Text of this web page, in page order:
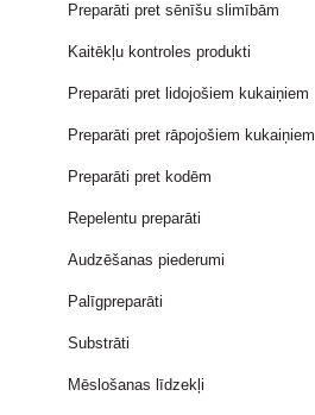
Preparāti pret sēnīšu slimībām
Kaitēkļu kontroles produkti
Preparāti pret lidojošiem kukaiņiem
Preparāti pret rāpojošiem kukaiņiem
Preparāti pret kodēm
Repelentu preparāti
Audzēšanas piederumi
Palīgpreparāti
Substrāti
Mēslošanas līdzekļi